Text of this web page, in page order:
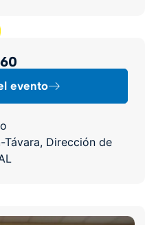
evento
Távara, Dirección de